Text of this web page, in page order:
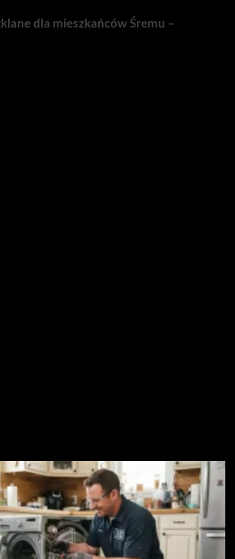
dla mieszkańców Śremu –